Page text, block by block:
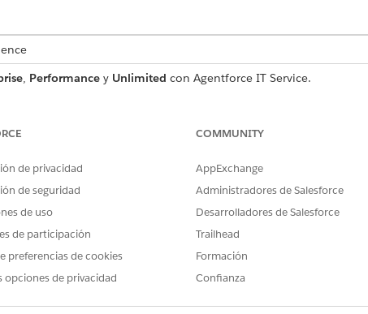
, Performancey Unlimited con Agentforce IT Service.
con la plantilla.
esta plantilla captura estos detalles del empleado:
detallada de los requisitos de renovación, como los
programada para la que se debe completar la renovación del
de privacidad
de seguridad
de uso
de participación
preferencias de cookies
opciones de privacidad
COMMUNITY
AppExchange
Administradores de Salesforce
Desarrolladores de Salesforce
Trailhead
Formación
Confianza